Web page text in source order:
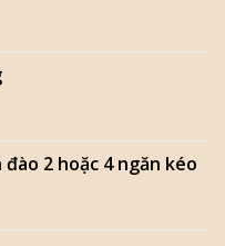
2 hoặc 4 ngăn kéo